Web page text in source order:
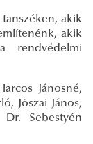
akik
akik
rendvédelmi
Jánosné,
Jószai János,
Sebestyén